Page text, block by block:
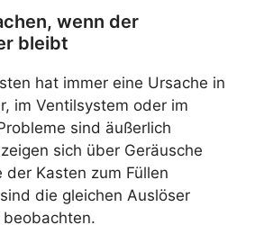
wenn der
bleibt
hat immer eine Ursache in
im Ventilsystem oder im
sind äußerlich
sich über Geräusche
Kasten zum Füllen
die gleichen Auslöser